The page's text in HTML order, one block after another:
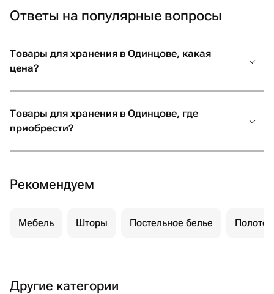
Ответы на популярные вопросы
Товары для хранения в Одинцове, какая
цена?
Товары для хранения в Одинцове, где
приобрести?
Рекомендуем
Мебель Шторы Постельное белье
Другие категории